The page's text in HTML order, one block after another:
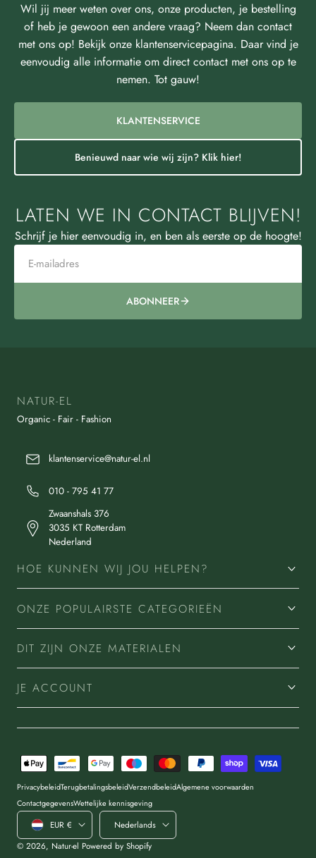
Wil jij meer weten over ons, onze producten, je bestelling
of heb je gewoon een andere vraag? Neem dan contact
met ons op! Bekijk onze klantenservicepagina. Daar vind je
eenvoudig alle informatie om direct contact met ons op te
nemen. Tot gauw!
KLANTENSERVICE
Benieuwd naar wie wij zijn? Klik hier!
LATEN WE IN CONTACT BLIJVEN!
Schrijf je hier eenvoudig in, en ben als eerste op de hoogte!
ABONNEER
NATUR-EL
Organic - Fair - Fashion
klantenservice@natur-el.nl
010 - 795 41 77
Zwaanshals 376
3035 KT Rotterdam
Nederland
HOE KUNNEN WIJ JOU HELPEN?
ONZE POPULAIRSTE CATEGORIEËN
DIT ZIJN ONZE MATERIALEN
JE ACCOUNT
Land/regio
EUR €
Taal
Nederlands
© 2026, Natur-el Powered by Shopify
Betaalmethoden
PrivacybeleidTerugbetalingsbeleidVerzendbeleidAlgemene voorwaarden
ContactgegevensWettelijke kennisgeving